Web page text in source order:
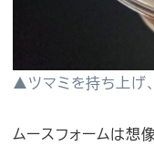
▲ツマミを持ち上げ
ムースフォームは想